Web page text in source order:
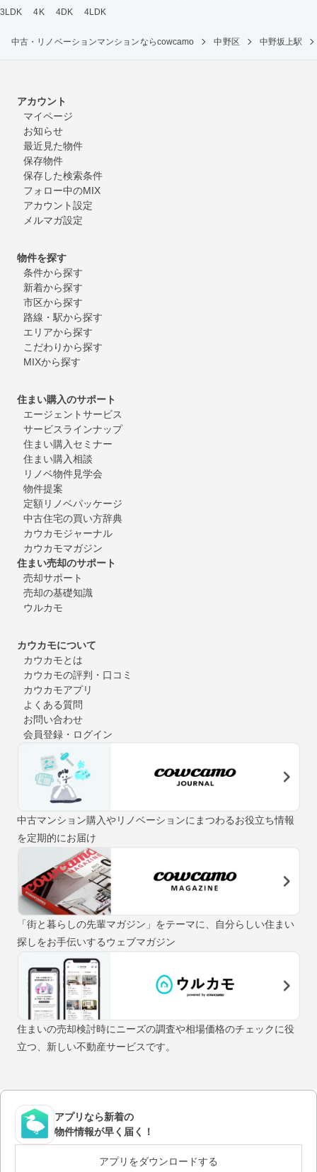
3LDK
4K 4DK 4LDK
中古・リノベーションマンションならcowcamo 中野区 中野坂上駅
アカウント
マイページ
お知らせ
最近見た物件
保存物件
保存した検索条件
フォロー中のMIX
アカウント設定
メルマガ設定
物件を探す
条件から探す
新着から探す
市区から探す
路線・駅から探す
エリアから探す
こだわりから探す
MIXから探す
住まい購入のサポート
エージェントサービス
サービスラインナップ
住まい購入セミナー
住まい購入相談
リノベ物件見学会
物件提案
定額リノベパッケージ
中古住宅の買い方辞典
カウカモジャーナル
カウカモマガジン
住まい売却のサポート
売却サポート
売却の基礎知識
ウルカモ
カウカモについて
カウカモとは
カウカモの評判・口コミ
カウカモアプリ
よくある質問
お問い合わせ
会員登録・ログイン
中古マンション購入やリノベーションにまつわるお役立ち情報
を定期的にお届け
「街と暮らしの先輩マガジン」をテーマに、自分らしい住まい
探しをお手伝いするウェブマガジン
住まいの売却検討時にニーズの調査や相場価格のチェックに役
立つ、新しい不動産サービスです。
アプリなら新着の
物件情報が早く届く！
アプリをダウンロードする